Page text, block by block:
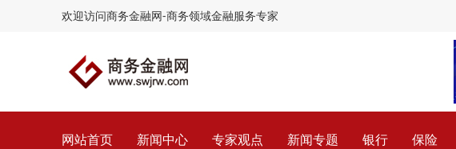
欢迎访问商务金融网-商务领域金融服务专家
网站首页 新闻中心 专家观点 新闻专题 银行 保险